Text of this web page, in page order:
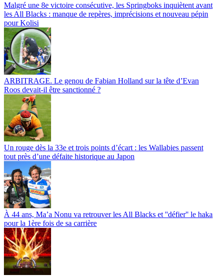
Malgré une 8e victoire consécutive, les Springboks inquiètent avant
les All Blacks : manque de repères, imprécisions et nouveau pépin
pour Kolisi
ARBITRAGE. Le genou de Fabian Holland sur la tête d’Evan
Roos devait-il être sanctionné ?
Un rouge dès la 33e et trois points d’écart : les Wallabies passent
tout près d’une défaite historique au Japon
À 44 ans, Ma’a Nonu va retrouver les All Blacks et ''défier'' le haka
pour la 1ère fois de sa carrière